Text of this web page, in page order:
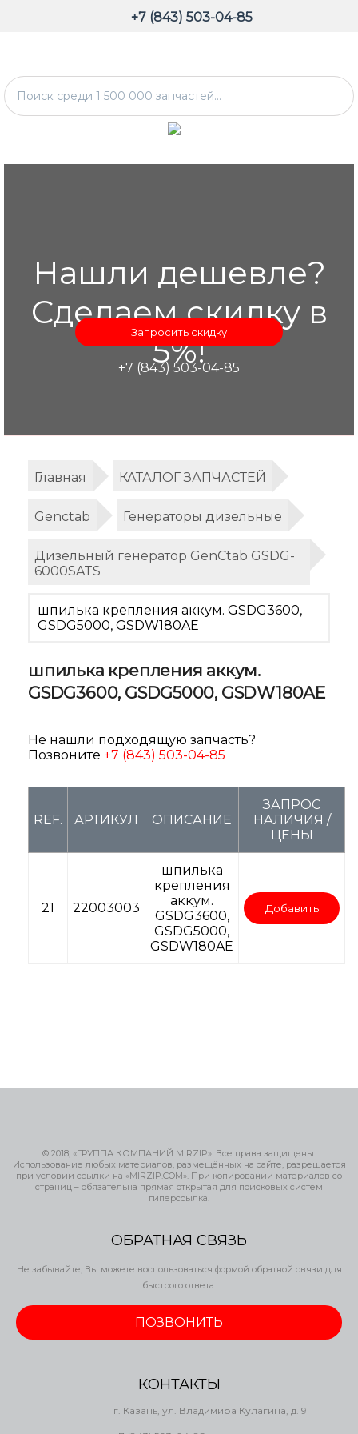
+7 (843) 503-04-85
Нашли дешевле?
Сделаем скидку в
5%!
Запросить скидку
+7 (843) 503-04-85
Главная КАТАЛОГ ЗАПЧАСТЕЙ
Genctab Генераторы дизельные
Дизельный генератор GenCtab GSDG-
6000SATS
шпилька крепления аккум. GSDG3600,
GSDG5000, GSDW180AE
шпилька крепления аккум.
GSDG3600, GSDG5000, GSDW180AE
Не нашли подходящую запчасть?
Позвоните +7 (843) 503-04-85
REF. АРТИКУЛ ОПИСАНИЕ
ЗАПРОС
НАЛИЧИЯ /
ЦЕНЫ
21 22003003
шпилька
крепления
аккум.
GSDG3600,
GSDG5000,
GSDW180AE
Добавить
© 2018, «ГРУППА КОМПАНИЙ MIRZIP». Все права защищены.
Использование любых материалов, размещённых на сайте, разрешается
при условии ссылки на «MIRZIP.COM». При копировании материалов со
страниц – обязательна прямая открытая для поисковых систем
гиперссылка.
ОБРАТНАЯ СВЯЗЬ
Не забывайте, Вы можете воспользоваться формой обратной связи для
быстрого ответа.
ПОЗВОНИТЬ
КОНТАКТЫ
г. Казань, ул. Владимира Кулагина, д. 9